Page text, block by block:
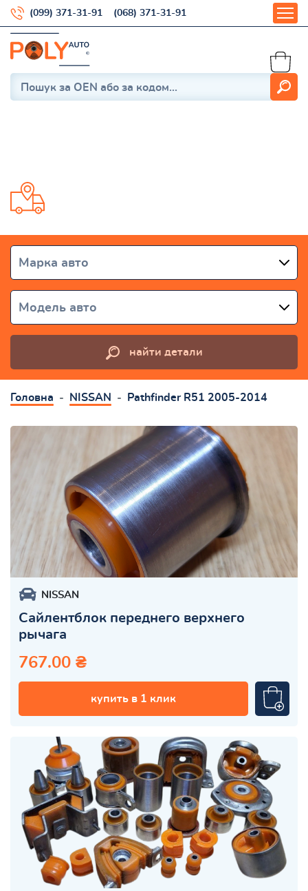
(099) 371-31-91 (068) 371-31-91
Марка авто
Модель авто
найти детали
Головна NISSAN Pathfinder R51 2005-2014
NISSAN
Сайлентблок переднего верхнего
рычага
767.00 ₴
купить в 1 клик